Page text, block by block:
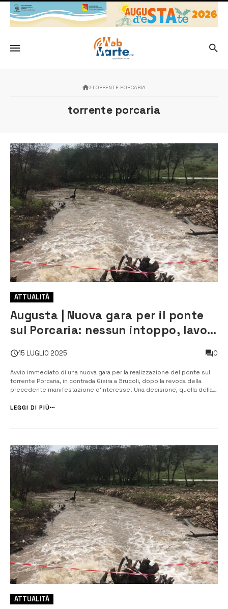
TORRENTE PORCARIA
torrente porcaria
ATTUALITÀ
Augusta | Nuova gara per il ponte
sul Porcaria: nessun intoppo, lavori
15 LUGLIO 2025 0
Avvio immediato di una nuova gara per la realizzazione del ponte sul
torrente Porcaria, in contrada Gisira a Brucoli, dopo la revoca della
precedente manifestazione d’interesse. Una decisione, quella della
procedimento, Massimo Sulano, a seguito delle osservazioni
LEGGI DI PIÙ
ATTUALITÀ